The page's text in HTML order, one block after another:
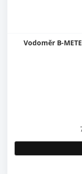
Vodoměr B-